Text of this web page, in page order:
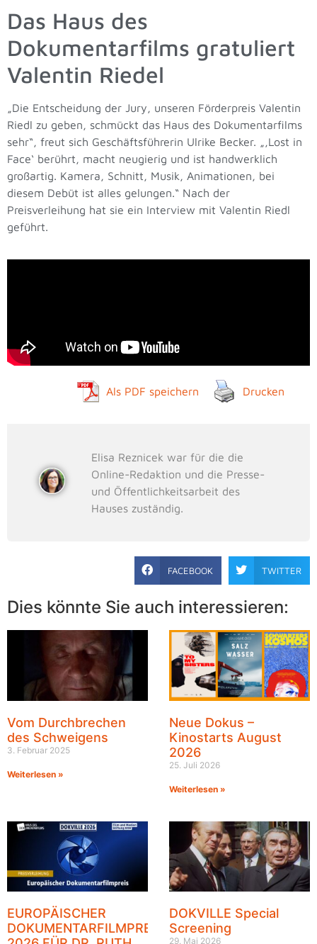
Das Haus des
Dokumentarfilms gratuliert
Valentin Riedel
„Die Entscheidung der Jury, unseren Förderpreis Valentin
Riedl zu geben, schmückt das Haus des Dokumentarfilms
sehr“, freut sich Geschäftsführerin Ulrike Becker. „‚Lost in
Face‘ berührt, macht neugierig und ist handwerklich
großartig. Kamera, Schnitt, Musik, Animationen, bei
diesem Debüt ist alles gelungen.“ Nach der
Preisverleihung hat sie ein Interview mit Valentin Riedl
geführt.
Als PDF speichern Drucken
Elisa Reznicek war für die die
Online-Redaktion und die Presse-
und Öffentlichkeitsarbeit des
Hauses zuständig.
FACEBOOK TWITTER
Dies könnte Sie auch interessieren:
Vom Durchbrechen
des Schweigens
3. Februar 2025
Weiterlesen »
Neue Dokus –
Kinostarts August
2026
25. Juli 2026
Weiterlesen »
EUROPÄISCHER
DOKUMENTARFILMPREIS
DOKVILLE Special
Screening
29. Mai 2026